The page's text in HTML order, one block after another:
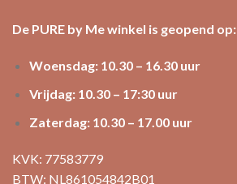
De PURE by Me winkel is geopend op:
Woensdag: 10.30 – 16.30 uur
Vrijdag: 10.30 – 17:30 uur
Zaterdag: 10.30 – 17.00 uur
KVK: 77583779
BTW: NL861054842B01